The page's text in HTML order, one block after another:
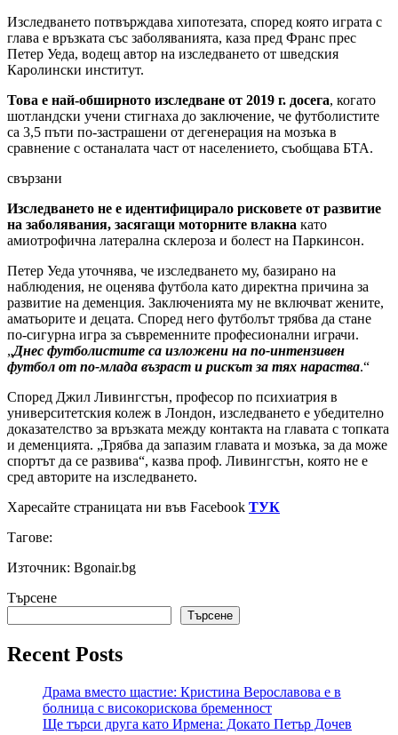
Изследването потвърждава хипотезата, според която играта с
глава е връзката със заболяванията, каза пред Франс прес
Петер Уеда, водещ автор на изследването от шведския
Каролински институт.
Това е най-обширното изследване от 2019 г. досега, когато
шотландски учени стигнаха до заключение, че футболистите
са 3,5 пъти по-застрашени от дегенерация на мозъка в
сравнение с останалата част от населението, съобщава БТА.
свързани
Изследването не е идентифицирало рисковете от развитие
на заболявания, засягащи моторните влакна като
амиотрофична латерална склероза и болест на Паркинсон.
Петер Уеда уточнява, че изследването му, базирано на
наблюдения, не оценява футбола като директна причина за
развитие на деменция. Заключенията му не включват жените,
аматьорите и децата. Според него футболът трябва да стане
по-сигурна игра за съвременните професионални играчи.
„Днес футболистите са изложени на по-интензивен
футбол от по-млада възраст и рискът за тях нараства.“
Според Джил Ливингстън, професор по психиатрия в
университетския колеж в Лондон, изследването е убедително
доказателство за връзката между контакта на главата с топката
и деменцията. „Трябва да запазим главата и мозъка, за да може
спортът да се развива“, казва проф. Ливингстън, която не е
сред авторите на изследването.
Харесайте страницата ни във Facebook ТУК
Тагове:
Източник: Bgonair.bg
Търсене
Търсене
Recent Posts
Драма вместо щастие: Кристина Верославова е в
болница с високорискова бременност
Ще търси друга като Ирмена: Докато Петър Дочев